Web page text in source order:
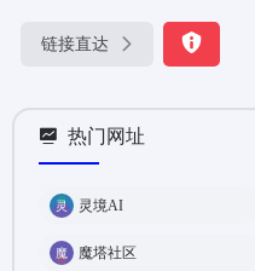
链接直达
热门网址
灵境AI
魔塔社区